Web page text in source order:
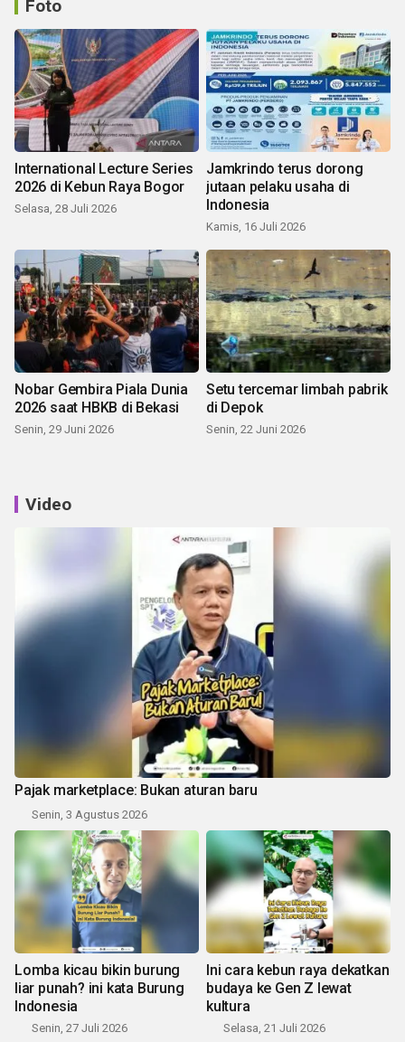
Foto
International Lecture Series
2026 di Kebun Raya Bogor
Selasa, 28 Juli 2026
Jamkrindo terus dorong
jutaan pelaku usaha di
Indonesia
Kamis, 16 Juli 2026
Nobar Gembira Piala Dunia
2026 saat HBKB di Bekasi
Senin, 29 Juni 2026
Setu tercemar limbah pabrik
di Depok
Senin, 22 Juni 2026
Video
Pajak marketplace: Bukan aturan baru
Senin, 3 Agustus 2026
Lomba kicau bikin burung
liar punah? ini kata Burung
Indonesia
Senin, 27 Juli 2026
Ini cara kebun raya dekatkan
budaya ke Gen Z lewat
kultura
Selasa, 21 Juli 2026